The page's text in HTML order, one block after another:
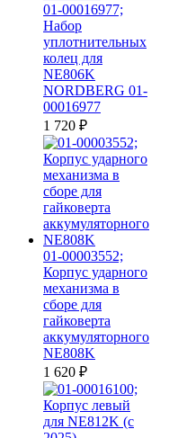
01-00016977;
Набор
уплотнительных
колец для
NE806K
NORDBERG 01-
00016977
1 720 ₽
01-00003552;
Корпус ударного
механизма в
сборе для
гайковерта
аккумуляторного
NE808K
1 620 ₽